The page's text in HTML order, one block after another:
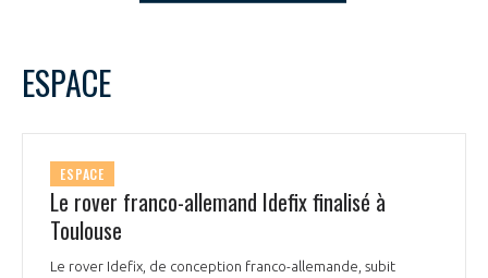
LE GIFAS
NOTRE VISION
NOS MISSIONS
ORGANISATION
LE CONSEIL DU GIFAS
FONCTIONNEMENT
1 2
3
12 16
ESPACE
ESPACE
Le rover franco-allemand Idefix finalisé à
Toulouse
Le rover Idefix, de conception franco-allemande, subit
votre réseau au sein d’un écosystème intégré et
OUI NON